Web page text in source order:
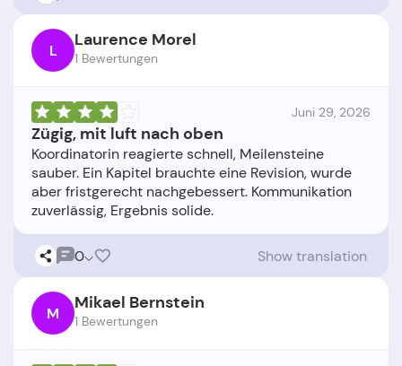
L Laurence Morel
1 Bewertungen
Juni 29, 2026
Zügig, mit luft nach oben
Koordinatorin reagierte schnell, Meilensteine
sauber. Ein Kapitel brauchte eine Revision, wurde
aber fristgerecht nachgebessert. Kommunikation
0 Show translation
M Mikael Bernstein
1 Bewertungen